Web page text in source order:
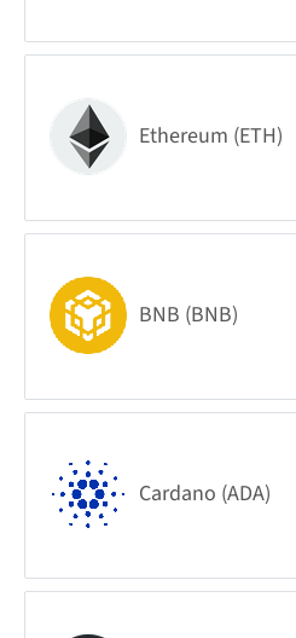
Ethereum (ETH)
BNB (BNB)
Cardano (ADA)